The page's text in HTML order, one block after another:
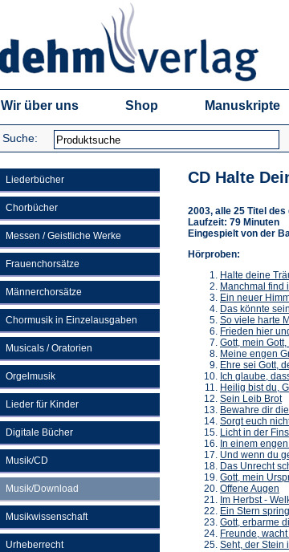
Wir über uns Shop Manuskripte
Suche:
Liederbücher
Chorbücher
Messen / Geistliche Werke
Frauenchorsätze
Männerchorsätze
Chormusik in Einzelausgaben
Musicals / Oratorien
Orgelmusik
Lieder für Kinder
Digitale Bücher
Musik/CD
Musik/Download
Musikwissenschaft
Urheberrecht
CD Halte
2003, alle 25 Titel
Laufzeit: 79 Minuten
Eingespielt von der
Hörproben:
Halte deine
Manchmal find
Ein neuer
Das könnte sein
So viele harte
Frieden hier
Gott, mein
Meine engen
Ehre sei Gott,
Ich glaube,
Heilig bist du,
Sein Leib Brot
Bewahre dir
Sorgt euch
Licht in der
In einem engen
Und wenn du
Das Unrecht
Gott, mein
Offene Augen
Im Herbst -
Ein Stern
Gott, erbarme
Freunde,
Seht, der Stein